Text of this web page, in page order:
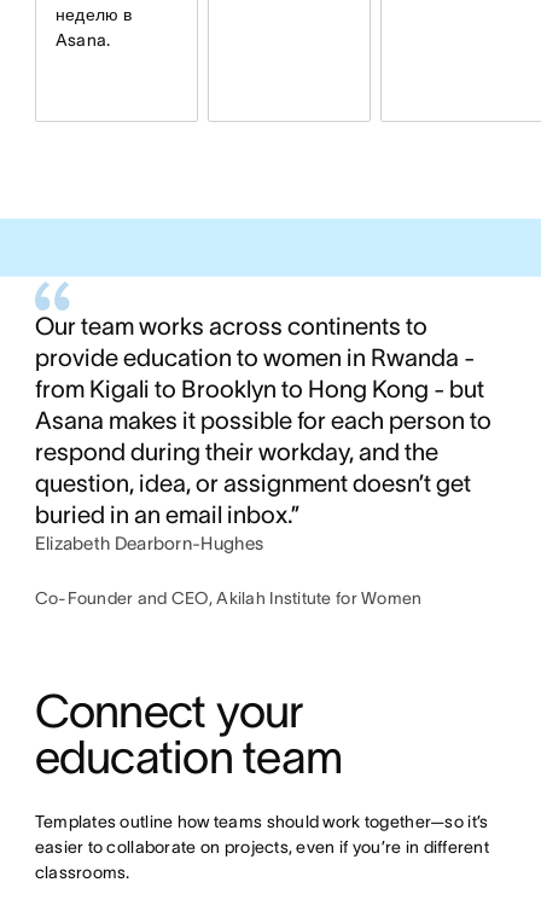
неделю в
Asana.
Our team works across continents to
provide education to women in Rwanda -
from Kigali to Brooklyn to Hong Kong - but
Asana makes it possible for each person to
respond during their workday, and the
question, idea, or assignment doesn’t get
buried in an email inbox.”
Elizabeth Dearborn-Hughes
Co-Founder and CEO, Akilah Institute for Women
Connect your
education team
Templates outline how teams should work together—so it’s
easier to collaborate on projects, even if you’re in different
classrooms.